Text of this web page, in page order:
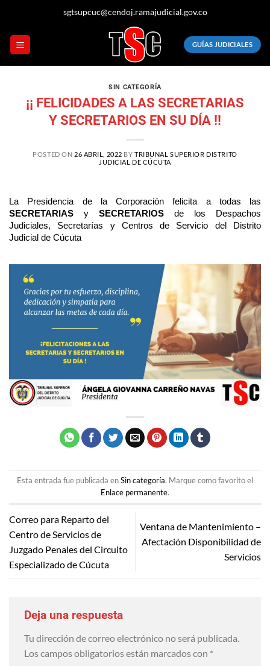
sgtsupcuc@cendoj.ramajudicial.gov.co
GUÍAS JUDICIALES
SIN CATEGORÍA
¡¡ FELICIDADES A LAS SECRETARIAS
Y SECRETARIOS EN SU DÍA !!
POSTED ON 26 ABRIL, 2022 BYTRIBUNAL SUPERIOR DISTRITO
JUDICIAL DE CÚCUTA
La Presidencia de la Corporación felicita a todas las
SECRETARIAS y SECRETARIOS de los Despachos
Judiciales, Secretarías y Centros de Servicio del Distrito
Judicial de Cúcuta
Esta entrada fue publicada enSin categoría. Marque como favorito el
Enlace permanente.
Correo para Reparto del
Centro de Servicios de
Juzgado Penales del Circuito
Especializado de Cúcuta
Ventana de Mantenimiento –
Afectación Disponibilidad de
Servicios
Deja una respuesta
Tu dirección de correo electrónico no será publicada.
Los campos obligatorios están marcados con *